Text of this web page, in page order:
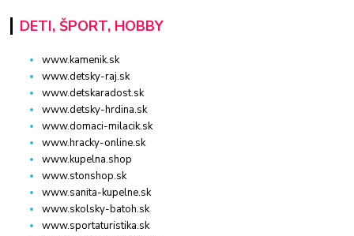
DETI, ŠPORT, HOBBY
www.kamenik.sk
www.detsky-raj.sk
www.detskaradost.sk
www.detsky-hrdina.sk
www.domaci-milacik.sk
www.hracky-online.sk
www.kupelna.shop
www.stonshop.sk
www.sanita-kupelne.sk
www.skolsky-batoh.sk
www.sportaturistika.sk